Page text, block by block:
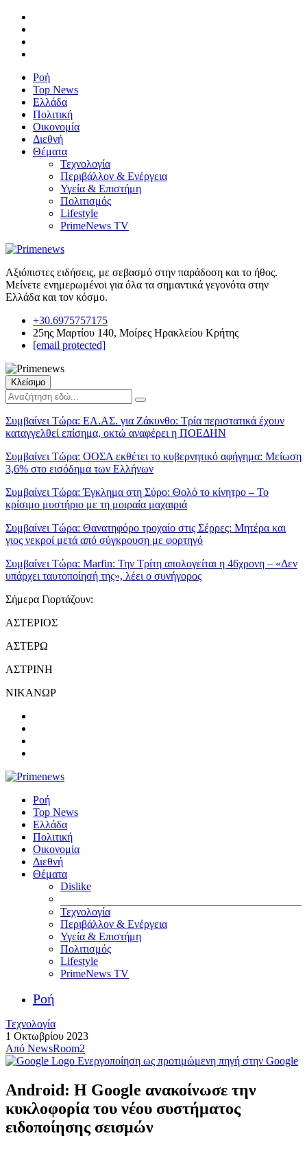
Ροή
Top News
Ελλάδα
Πολιτική
Οικονομία
Διεθνή
Θέματα
Τεχνολογία
Περιβάλλον & Ενέργεια
Υγεία & Επιστήμη
Πολιτισμός
Lifestyle
PrimeNews TV
Αξιόπιστες ειδήσεις, με σεβασμό στην παράδοση και το ήθος.
Μείνετε ενημερωμένοι για όλα τα σημαντικά γεγονότα στην
Ελλάδα και τον κόσμο.
+30.6975757175
25ης Μαρτίου 140, Μοίρες Ηρακλείου Κρήτης
[email protected]
Κλείσιμο
Συμβαίνει Τώρα: ΕΛ.ΑΣ. για Ζάκυνθο: Τρία περιστατικά έχουν
καταγγελθεί επίσημα, οκτώ αναφέρει η ΠΟΕΔΗΝ
Συμβαίνει Τώρα: ΟΟΣΑ εκθέτει το κυβερνητικό αφήγημα: Μείωση
3,6% στο εισόδημα των Ελλήνων
Συμβαίνει Τώρα: Έγκλημα στη Σύρο: Θολό το κίνητρο – Το
κρίσιμο μυστήριο με τη μοιραία μαχαιριά
Συμβαίνει Τώρα: Θανατηφόρο τροχαίο στις Σέρρες: Μητέρα και
γιος νεκροί μετά από σύγκρουση με φορτηγό
Συμβαίνει Τώρα: Marfin: Την Τρίτη απολογείται η 46χρονη – «Δεν
υπάρχει ταυτοποίησή της», λέει ο συνήγορος
Σήμερα Γιορτάζουν:
ΑΣΤΕΡΙΟΣ
ΑΣΤΕΡΩ
ΑΣΤΡΙΝΗ
ΝΙΚΑΝΩΡ
Ροή
Top News
Ελλάδα
Πολιτική
Οικονομία
Διεθνή
Θέματα
Dislike
Τεχνολογία
Περιβάλλον & Ενέργεια
Υγεία & Επιστήμη
Πολιτισμός
Lifestyle
PrimeNews TV
Ροή
Τεχνολογία
1 Οκτωβρίου 2023
Από NewsRoom2
Ενεργοποίηση ως προτιμώμενη πηγή στην Google
Android: Η Google ανακοίνωσε την
κυκλοφορία του νέου συστήματος
ειδοποίησης σεισμών